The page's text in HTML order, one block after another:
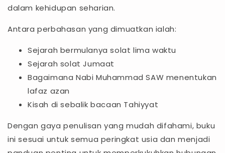
dalam kehidupan seharian.
Antara perbahasan yang dimuatkan ialah:
Sejarah bermulanya solat lima waktu
Sejarah solat Jumaat
Bagaimana Nabi Muhammad SAW menentukan
lafaz azan
Kisah di sebalik bacaan Tahiyyat
Dengan gaya penulisan yang mudah difahami, buku
ini sesuai untuk semua peringkat usia dan menjadi